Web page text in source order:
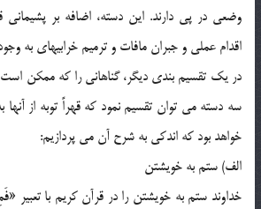
وضعي در پي دارند. اين دسته، اضافه بر پشيماني
اقدام عملي و جبران مافات و ترميم خرابيهاي به
در يك تقسيم بندي ديگر، گناهاني را كه ممكن
سه دسته مي توان تقسيم نمود كه قهراً توبه از
خواهد بود كه اندكي به شرح آن مي پردازيم:
الف) ستم به خويشتن